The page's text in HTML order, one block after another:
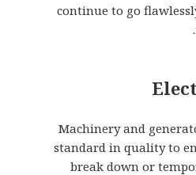
continue to go
Machinery and
standard in quality to
break down or